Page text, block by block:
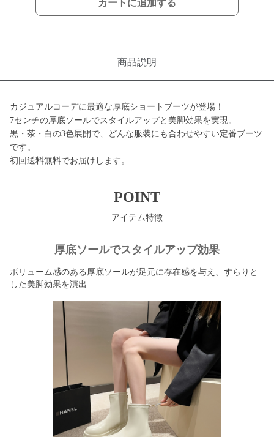
カートに追加する
商品説明
カジュアルコーデに最適な厚底ショートブーツが登場！
7センチの厚底ソールでスタイルアップと美脚効果を実現。
黒・茶・白の3色展開で、どんな服装にも合わせやすい定番ブーツ
です。
初回送料無料でお届けします。
POINT
アイテム特徴
厚底ソールでスタイルアップ効果
ボリューム感のある厚底ソールが足元に存在感を与え、すらりと
した美脚効果を演出